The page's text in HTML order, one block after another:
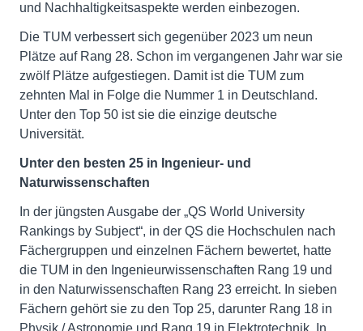
und Nachhaltigkeitsaspekte werden einbezogen.
Die TUM verbessert sich gegenüber 2023 um neun
Plätze auf Rang 28. Schon im vergangenen Jahr war sie
zwölf Plätze aufgestiegen. Damit ist die TUM zum
zehnten Mal in Folge die Nummer 1 in Deutschland.
Unter den Top 50 ist sie die einzige deutsche
Universität.
Unter den besten 25 in Ingenieur- und
Naturwissenschaften
In der jüngsten Ausgabe der „QS World University
Rankings by Subject“, in der QS die Hochschulen nach
Fächergruppen und einzelnen Fächern bewertet, hatte
die TUM in den Ingenieurwissenschaften Rang 19 und
in den Naturwissenschaften Rang 23 erreicht. In sieben
Fächern gehört sie zu den Top 25, darunter Rang 18 in
Physik / Astronomie und Rang 19 in Elektrotechnik. In